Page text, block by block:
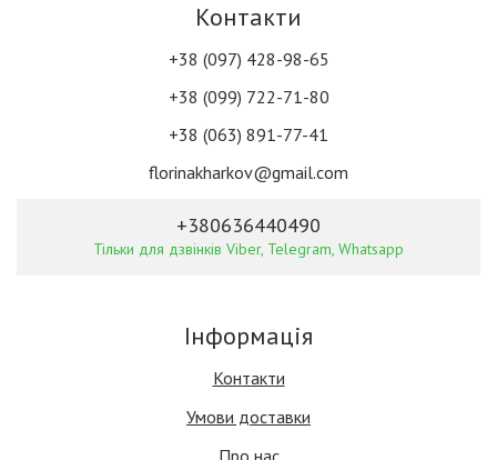
Контакти
+38 (097) 428-98-65
+38 (099) 722-71-80
+38 (063) 891-77-41
florinakharkov@gmail.com
+380636440490
Тільки для дзвінків Viber, Telegram, Whatsapp
Інформація
Контакти
Умови доставки
Про нас